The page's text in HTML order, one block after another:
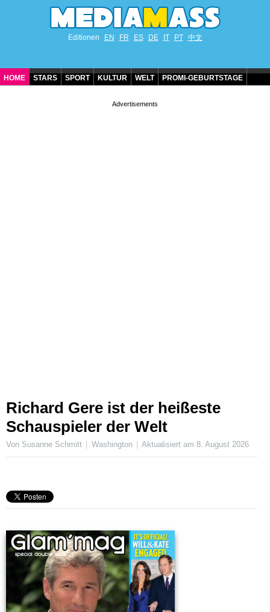
Editionen EN FR ES DE IT PT 中文
HOME STARS SPORT KULTUR WELT PROMI-GEBURTSTAGE
Richard Gere ist der heißeste
Schauspieler der Welt
Von Susanne Schmitt Washington Aktualisiert am8. August 2026